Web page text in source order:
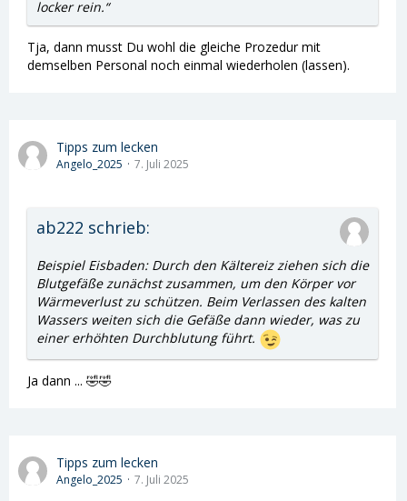
locker rein.“
Tja, dann musst Du wohl die gleiche Prozedur mit
demselben Personal noch einmal wiederholen (lassen).
Tipps zum lecken
Angelo_2025 7. Juli 2025
ab222 schrieb:
Beispiel Eisbaden: Durch den Kältereiz ziehen sich die
Blutgefäße zunächst zusammen, um den Körper vor
Wärmeverlust zu schützen. Beim Verlassen des kalten
Wassers weiten sich die Gefäße dann wieder, was zu
einer erhöhten Durchblutung führt.
Ja dann ... 🤣🤣
Tipps zum lecken
Angelo_2025 7. Juli 2025